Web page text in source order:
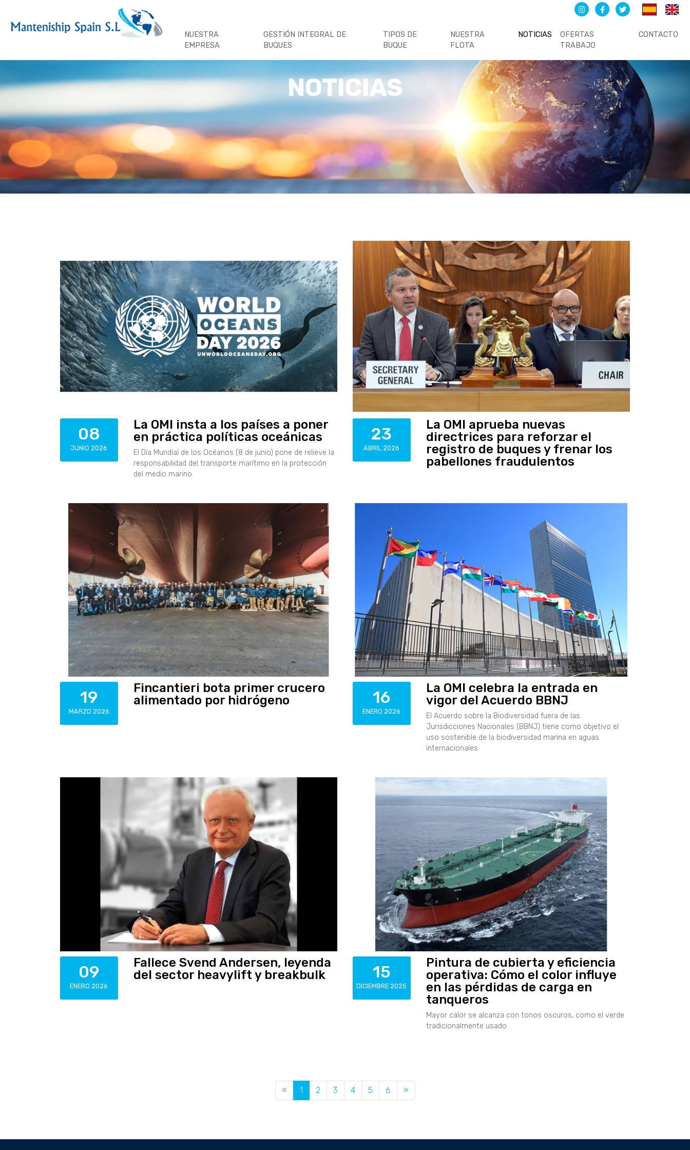
NUESTRA
EMPRESA
GESTIÓN INTEGRAL DE
BUQUES
TIPOS DE
BUQUE
NUESTRA
FLOTA
NOTICIAS
OFERTAS
TRABAJO
CONTACTO
NOTICIAS
08
JUNIO 2026
La OMI insta a los países a poner
en práctica políticas oceánicas
El Día Mundial de los Océanos (8 de junio) pone de relieve la
responsabilidad del transporte marítimo en la protección
del medio marino.
23
ABRIL 2026
La OMI aprueba nuevas
directrices para reforzar el
registro de buques y frenar los
pabellones fraudulentos
19
MARZO 2026
Fincantieri bota primer crucero
alimentado por hidrógeno
16
ENERO 2026
La OMI celebra la entrada en
vigor del Acuerdo BBNJ
El Acuerdo sobre la Biodiversidad fuera de las
Jurisdicciones Nacionales (BBNJ) tiene como objetivo el
uso sostenible de la biodiversidad marina en aguas
internacionales.
09
ENERO 2026
Fallece Svend Andersen, leyenda
del sector heavylift y breakbulk
15
DICIEMBRE 2025
Pintura de cubierta y eficiencia
operativa: Cómo el color influye
en las pérdidas de carga en
tanqueros
Mayor calor se alcanza con tonos oscuros, como el verde
tradicionalmente usado
« 1 2 3 4 5 6 »